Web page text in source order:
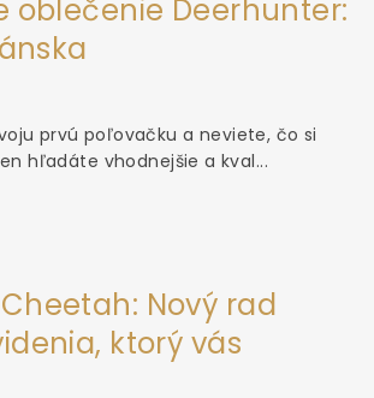
oblečenie Deerhunter:
prvú poľovačku a neviete, čo si
hľadáte vhodnejšie a kval...
Cheetah: Nový rad
ktorý vás